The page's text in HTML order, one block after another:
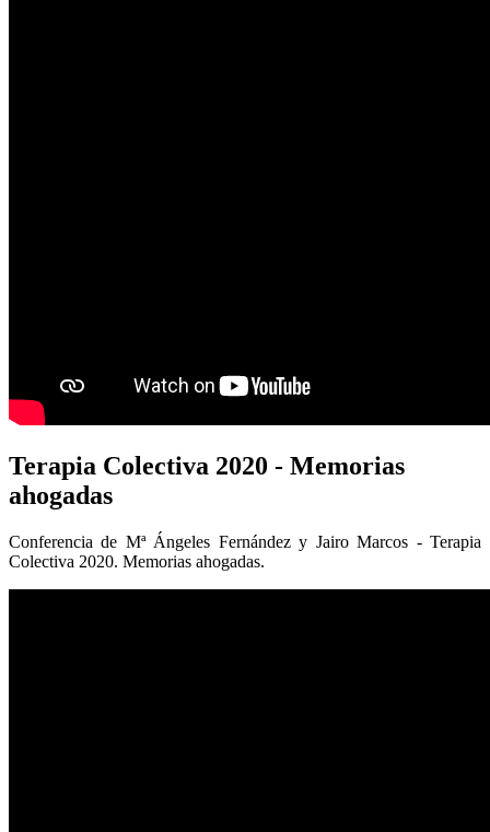
Terapia Colectiva 2020 - Memorias
ahogadas
Conferencia de Mª Ángeles Fernández y Jairo Marcos - Terapia
Colectiva 2020. Memorias ahogadas.